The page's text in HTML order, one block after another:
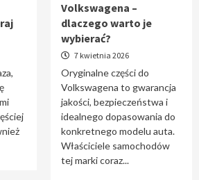
Poland – dlaczego warto odkrywać
kraj na nowo?
części do Volkswagena –
warto je wybierać?
i frezowanie CNC –
Volkswagena –
dlaczego warto je
wybierać?
7 kwietnia 2026
Oryginalne części do
Volkswagena to gwarancja
jakości, bezpieczeństwa i
idealnego dopasowania do
konkretnego modelu auta.
Właściciele samochodów
tej marki coraz...